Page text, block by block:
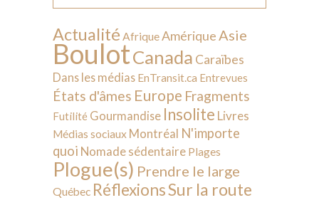
Actualité AfriqueAmérique Asie
BoulotCanada Caraïbes
Dans les médias EnTransit.ca Entrevues
États d'âmes Europe Fragments
Futilité Gourmandise Insolite Livres
Médias sociaux Montréal N'importe
quoi Nomade sédentaire Plages
Plogue(s) Prendre le large
Québec RéflexionsSur la route